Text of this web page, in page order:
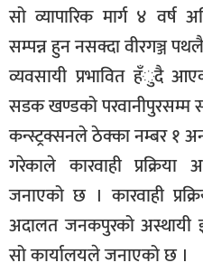
सो व्यापारिक मार्ग ४ वर्ष
सम्पन्न हुन नसक्दा वीरगञ्ज
व्यवसायी प्रभावित हँुदै
सडक खण्डको परवानीपुरसम्म
कन्स्ट्रक्सनले ठेक्का नम्बर १
गरेकाले कारवाही
जनाएको छ । कारवाही
अदालत जनकपुरको अस्थायी
सो कार्यालयले जनाएको छ ।